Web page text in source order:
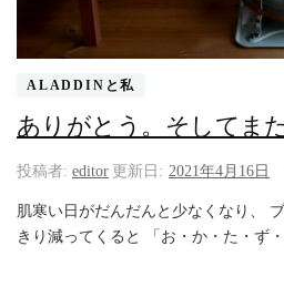
ALADDINと私
ありがとう。そしてま
投稿者: editor 更新日: 2021年4月16日
肌寒い日がだんだんと少なくなり、
きり減ってくると 「お・か・た・ず